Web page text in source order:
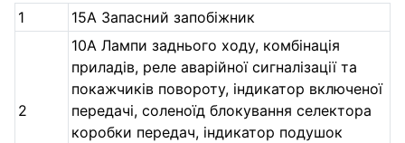
1 15A Запасний запобіжник
2
10A Лампи заднього ходу, комбінація
приладів, реле аварійної сигналізації та
покажчиків повороту, індикатор включеної
передачі, соленоїд блокування селектора
коробки передач, індикатор подушок